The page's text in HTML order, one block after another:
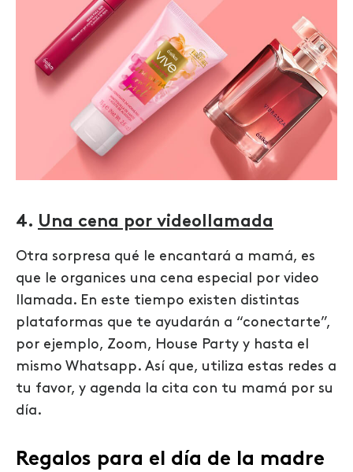
4. Una cena por videollamada
Otra sorpresa qué le encantará a mamá, es
que le organices una cena especial por video
llamada. En este tiempo existen distintas
plataformas que te ayudarán a “conectarte”,
por ejemplo, Zoom, House Party y hasta el
mismo Whatsapp. Así que, utiliza estas redes a
tu favor, y agenda la cita con tu mamá por su
día.
Regalos para el día de la madre